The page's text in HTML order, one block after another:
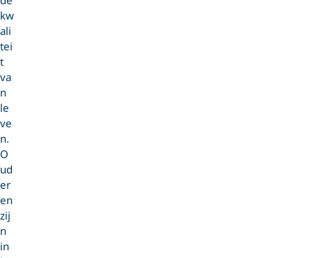
kw
ali
tei
t
va
n
le
ve
n.
O
ud
er
en
zij
n
in